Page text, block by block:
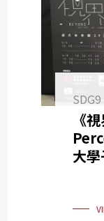
SDG9
《
大